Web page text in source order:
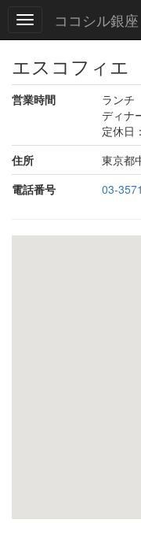
ココシル銀座
エスコフィエ
営業時間
ラン
ディナ
定休日
住所
東京都
電話番号
03-